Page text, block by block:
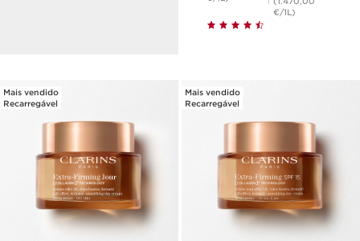
€/1L)
Mais vendido
Recarregável
Mais vendido
Recarregável